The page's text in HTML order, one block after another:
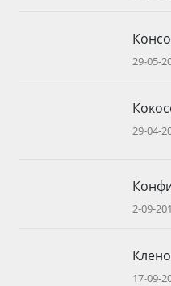
29-05-
29-04-
2-09-
17-09-